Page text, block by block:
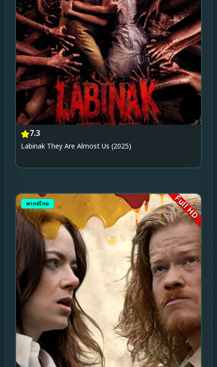
7.3
Labinak They Are Almost Us (2025)
พากย์ไทย Full HD